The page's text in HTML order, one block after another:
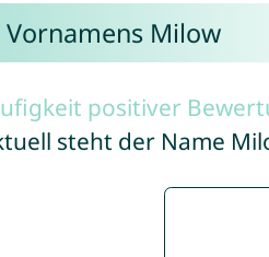
Milow
positiver
steht der Name